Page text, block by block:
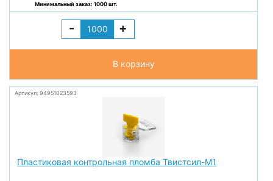
Минимальный заказ: 1000 шт.
- +
В корзину
Артикул: 94951023593
Пластиковая контрольная пломба Твистсил-М1